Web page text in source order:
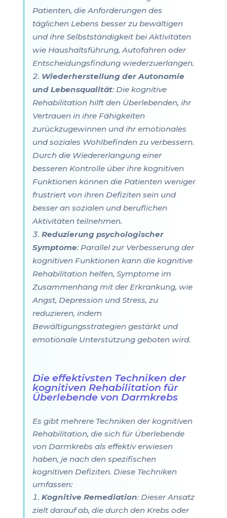
Patienten, die Anforderungen des
täglichen Lebens besser zu bewältigen
und ihre Selbstständigkeit bei Aktivitäten
wie Haushaltsführung, Autofahren oder
Entscheidungsfindung wiederzuerlangen.
Wiederherstellung der Autonomie
und Lebensqualität: Die kognitive
Rehabilitation hilft den Überlebenden, ihr
Vertrauen in ihre Fähigkeiten
zurückzugewinnen und ihr emotionales
und soziales Wohlbefinden zu verbessern.
Durch die Wiedererlangung einer
besseren Kontrolle über ihre kognitiven
Funktionen können die Patienten weniger
frustriert von ihren Defiziten sein und
besser an sozialen und beruflichen
Aktivitäten teilnehmen.
Reduzierung psychologischer
Symptome: Parallel zur Verbesserung der
kognitiven Funktionen kann die kognitive
Rehabilitation helfen, Symptome im
Zusammenhang mit der Erkrankung, wie
Angst, Depression und Stress, zu
reduzieren, indem
Bewältigungsstrategien gestärkt und
emotionale Unterstützung geboten wird.
Die effektivsten Techniken der
kognitiven Rehabilitation für
Überlebende von Darmkrebs
Es gibt mehrere Techniken der kognitiven
Rehabilitation, die sich für Überlebende
von Darmkrebs als effektiv erwiesen
haben, je nach den spezifischen
kognitiven Defiziten. Diese Techniken
umfassen:
Kognitive Remediation: Dieser Ansatz
zielt darauf ab, die durch den Krebs oder